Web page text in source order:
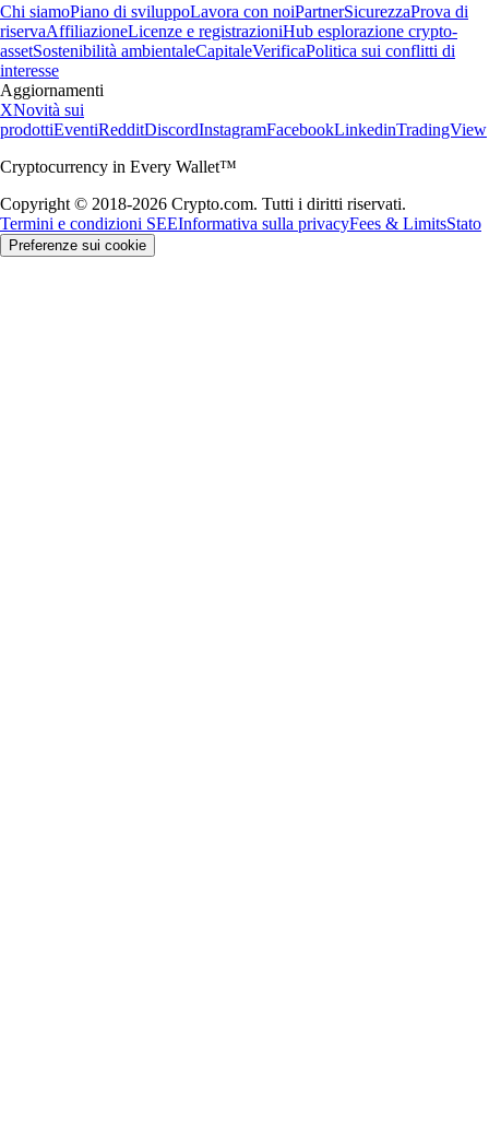
Chi siamoPiano di sviluppoLavora con noiPartnerSicurezzaProva di
riservaAffiliazioneLicenze e registrazioniHub esplorazione crypto-
assetSostenibilità ambientaleCapitaleVerificaPolitica sui conflitti di
interesse
Aggiornamenti
XNovità sui
prodottiEventiRedditDiscordInstagramFacebookLinkedinTradingView
Cryptocurrency in Every Wallet™
Copyright © 2018-2026 Crypto.com. Tutti i diritti riservati.
Termini e condizioni SEEInformativa sulla privacyFees & LimitsStato
Preferenze sui cookie